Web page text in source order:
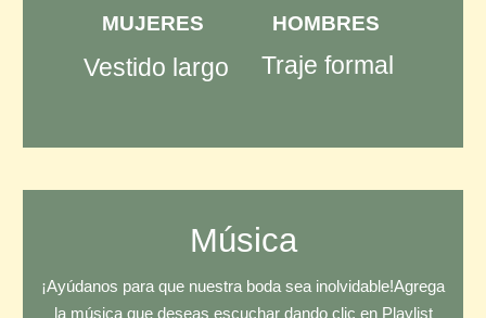
MUJERES
Vestido largo
HOMBRES
Traje formal
Música
¡Ayúdanos para que nuestra boda sea inolvidable! ​ Agrega
la música que deseas escuchar dando clic en Playlist